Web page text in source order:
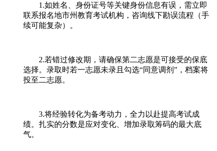
1.如姓名、身份证号等关键身份信息有误，需立即
联系报名地市州教育考试机构，咨询线下勘误流程（手
续可能复杂）。
2.若错过修改期，请确保第二志愿是可接受的保底
选择。录取时若一志愿未录且勾选“同意调剂”，档案将
投至二志愿。
3.将经验转化为备考动力，全力以赴提高考试成
绩。扎实的分数是应对变化、增加录取筹码的最大底
气。